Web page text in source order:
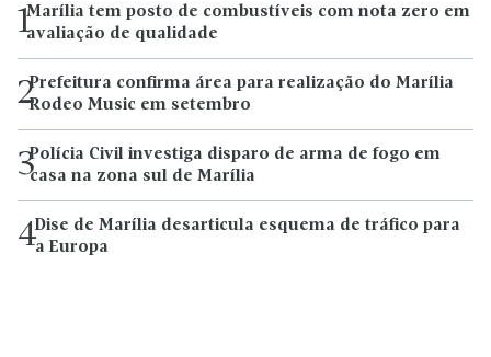
1Marília tem posto de combustíveis com nota zero em
avaliação de qualidade
2Prefeitura confirma área para realização do Marília
Rodeo Music em setembro
3Polícia Civil investiga disparo de arma de fogo em
casa na zona sul de Marília
4Dise de Marília desarticula esquema de tráfico para
a Europa